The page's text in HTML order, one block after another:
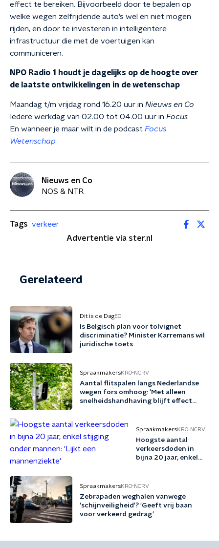
effect te bereiken. Bijvoorbeeld door te bepalen op
welke wegen zelfrijdende auto’s wel en niet mogen
rijden, en door te investeren in intelligentere
infrastructuur die met de voertuigen kan
communiceren.
NPO Radio 1 houdt je dagelijks op de hoogte over
de laatste ontwikkelingen in de wetenschap
Maandag t/m vrijdag rond 16.20 uur in Nieuws en Co
Iedere werkdag van 02.00 tot 04.00 uur in Focus
En wanneer je maar wilt in de podcast Focus
Wetenschap
Nieuws en Co
NOS & NTR
Tags verkeer
Advertentie via ster.nl
Gerelateerd
Dit is de DagEO
Is Belgisch plan voor tolvignet
discriminatie? Minister Karremans wil
juridische toets
SpraakmakersKRO-NCRV
Aantal flitspalen langs Nederlandse
wegen fors omhoog: 'Met alleen
snelheidshandhaving blijft effect
SpraakmakersKRO-NCRV
Hoogste aantal
verkeersdoden in
bijna 20 jaar, enkel
mannenziekte'
SpraakmakersKRO-NCRV
Zebrapaden weghalen vanwege
'schijnveiligheid'? 'Geeft vrij baan
voor verkeerd gedrag'